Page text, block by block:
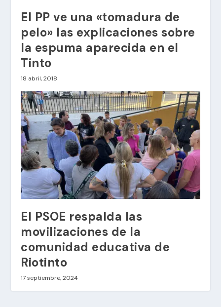
El PP ve una «tomadura de
pelo» las explicaciones sobre
la espuma aparecida en el
Tinto
18 abril, 2018
El PSOE respalda las
movilizaciones de la
comunidad educativa de
Riotinto
17 septiembre, 2024